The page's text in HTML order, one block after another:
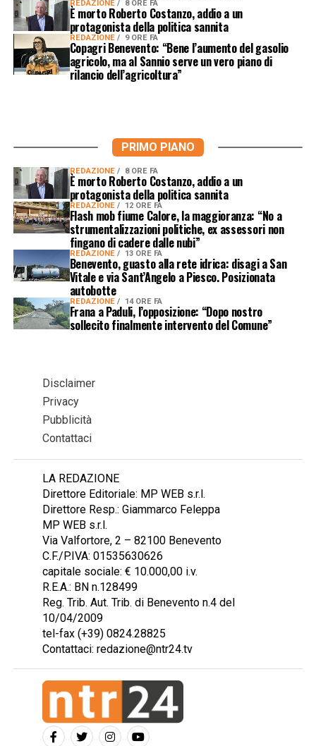
REDAZIONE 8 ORE FA
È morto Roberto Costanzo, addio a un
protagonista della politica sannita
REDAZIONE 9 ORE FA
Copagri Benevento: “Bene l’aumento del gasolio
agricolo, ma al Sannio serve un vero piano di
rilancio dell’agricoltura”
PRIMO PIANO
REDAZIONE 8 ORE FA
È morto Roberto Costanzo, addio a un
protagonista della politica sannita
REDAZIONE 12 ORE FA
Flash mob fiume Calore, la maggioranza: “No a
strumentalizzazioni politiche, ex assessori non
fingano di cadere dalle nubi”
REDAZIONE 13 ORE FA
Benevento, guasto alla rete idrica: disagi a San
Vitale e via Sant’Angelo a Piesco. Posizionata
autobotte
REDAZIONE 14 ORE FA
Frana a Paduli, l’opposizione: “Dopo nostro
sollecito finalmente intervento del Comune”
Disclaimer
Privacy
Pubblicità
Contattaci
LA REDAZIONE
Direttore Editoriale: MP WEB s.r.l.
Direttore Resp.: Giammarco Feleppa
MP WEB s.r.l.
Via Valfortore, 2 – 82100 Benevento
C.F./P.IVA: 01535630626
capitale sociale: € 10.000,00 i.v.
R.E.A.: BN n.128499
Reg. Trib. Aut. Trib. di Benevento n.4 del
10/04/2009
tel-fax (+39) 0824.28825
Contattaci: redazione@ntr24.tv